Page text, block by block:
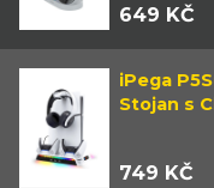
649 KČ
iPega
Stojan s
749 KČ